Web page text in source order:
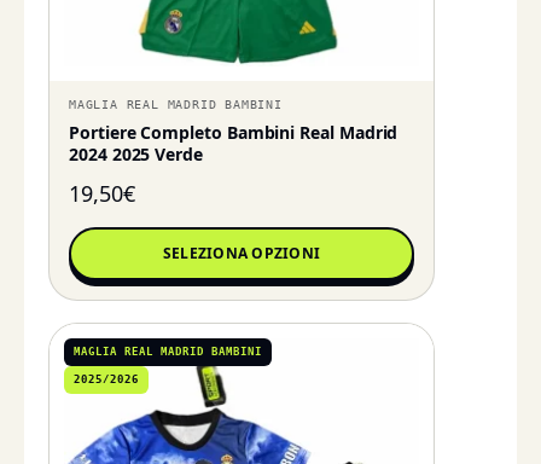
MAGLIA REAL MADRID BAMBINI
Portiere Completo Bambini Real Madrid
2024 2025 Verde
19,50€
SELEZIONA OPZIONI
MAGLIA REAL MADRID BAMBINI
2025/2026